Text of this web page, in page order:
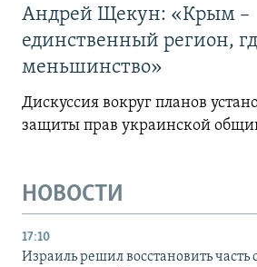
Андрей Щекун: «Крым –
единственный регион,
меньшинство»
Дискуссия вокруг планов
защиты прав украинской
НОВОСТИ
17:10
Израиль решил восстановить часть